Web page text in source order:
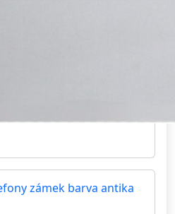
zámek barva antika